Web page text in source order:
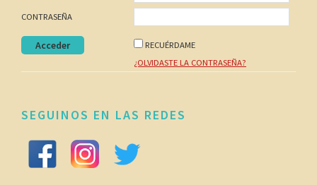
CONTRASEÑA
RECUÉRDAME
¿OLVIDASTE LA CONTRASEÑA?
SEGUINOS EN LAS REDES